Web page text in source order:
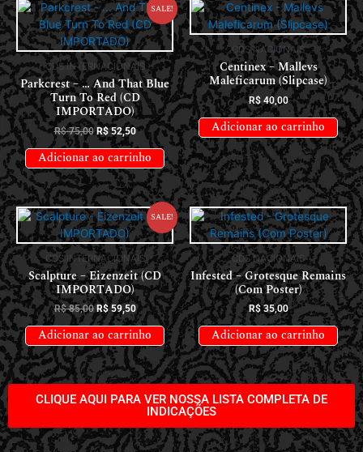
Sale!
CDS INTERNACIONAIS
Parkcrest – … And That Blue
Turn To Red (CD
IMPORTADO)
R$75,00 R$52,50
Adicionar ao carrinho
CDS NACIONAIS
Centinex – Mallevs
Maleficarum (Slipcase)
R$40,00
Adicionar ao carrinho
Sale!
CDS INTERNACIONAIS
Scalpture – Eizenzeit (CD
IMPORTADO)
R$85,00 R$59,50
Adicionar ao carrinho
CDS NACIONAIS
Infested – Grotesque Remains
(Com Poster)
R$35,00
Adicionar ao carrinho
CLIQUE AQUI PARA VER NOSSA LISTA COMPLETA DE
INDICAÇÕES